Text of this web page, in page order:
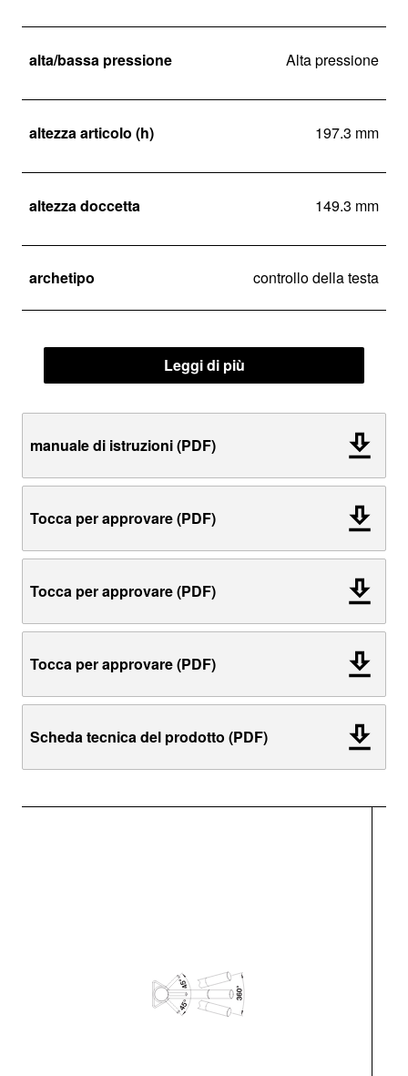
alta/bassa pressione Alta pressione
altezza articolo (h) 197.3 mm
altezza doccetta 149.3 mm
archetipo controllo della testa
Leggi di più
manuale di istruzioni (PDF)
Tocca per approvare (PDF)
Tocca per approvare (PDF)
Tocca per approvare (PDF)
Scheda tecnica del prodotto (PDF)